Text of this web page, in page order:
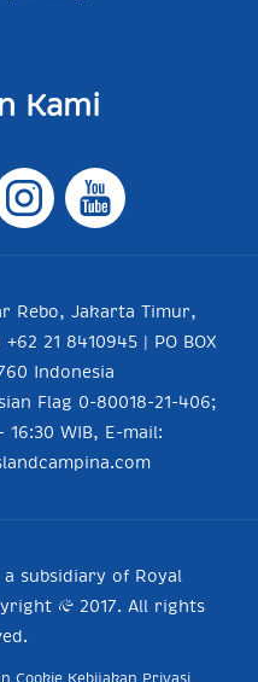
Kami
Rebo, Jakarta Timur,
21 8410945 | PO BOX
Indonesia
Flag 0-80018-21-406;
WIB, E-mail:
subsidiary of Royal
© 2017. All rights
Cookie Kebijakan Privasi